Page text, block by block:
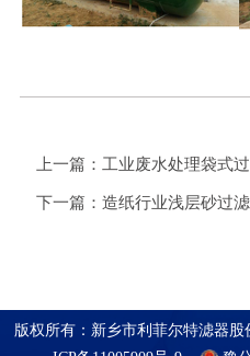
上一篇： 工业废水处理袋式
下一篇： 造纸行业浅层砂过
版权所有：新乡市利菲尔特滤器